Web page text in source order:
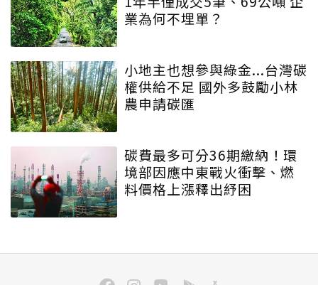
業為何不埋單？
小地主也想參與綠金...台灣碳
權供給不足 國外多鼓勵小林
農申請碳匯
碳費最多可分36期繳納！環
境部因應中東戰火衝擊、燃
料價格上漲釋出紓困